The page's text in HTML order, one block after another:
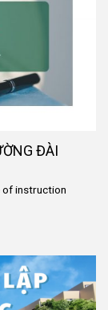
ĐÀI
of instruction